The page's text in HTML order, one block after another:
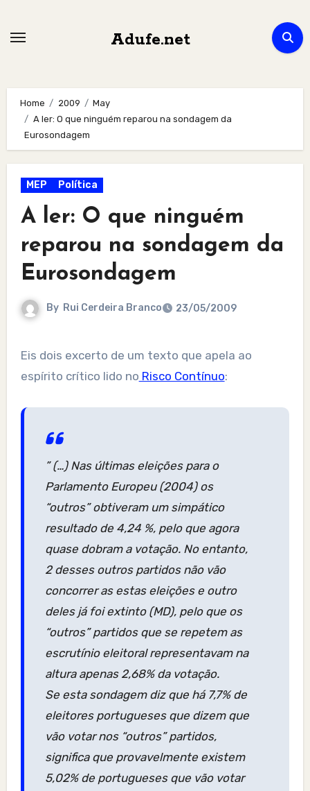
Adufe.net
Home 2009
May
A ler: O que ninguém reparou na sondagem da
Eurosondagem
MEP Política
A ler: O que ninguém
reparou na sondagem da
Eurosondagem
By Rui Cerdeira Branco 23/05/2009
Eis dois excerto de um texto que apela ao
espírito crítico lido no Risco Contínuo:
” (…) Nas últimas eleições para o
Parlamento Europeu (2004) os
“outros” obtiveram um simpático
resultado de 4,24 %, pelo que agora
quase dobram a votação. No entanto,
2 desses outros partidos não vão
concorrer as estas eleições e outro
deles já foi extinto (MD), pelo que os
“outros” partidos que se repetem as
escrutínio eleitoral representavam na
altura apenas 2,68% da votação.
Se esta sondagem diz que há 7,7% de
eleitores portugueses que dizem que
vão votar nos “outros” partidos,
significa que provavelmente existem
5,02% de portugueses que vão votar